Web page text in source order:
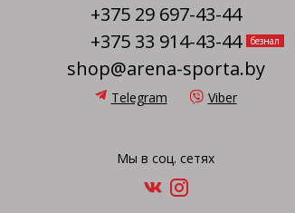
+375 29 697-43-44
+375 33 914-43-44
безнал
shop@arena-sporta.by
Telegram Viber
Мы в соц. сетях